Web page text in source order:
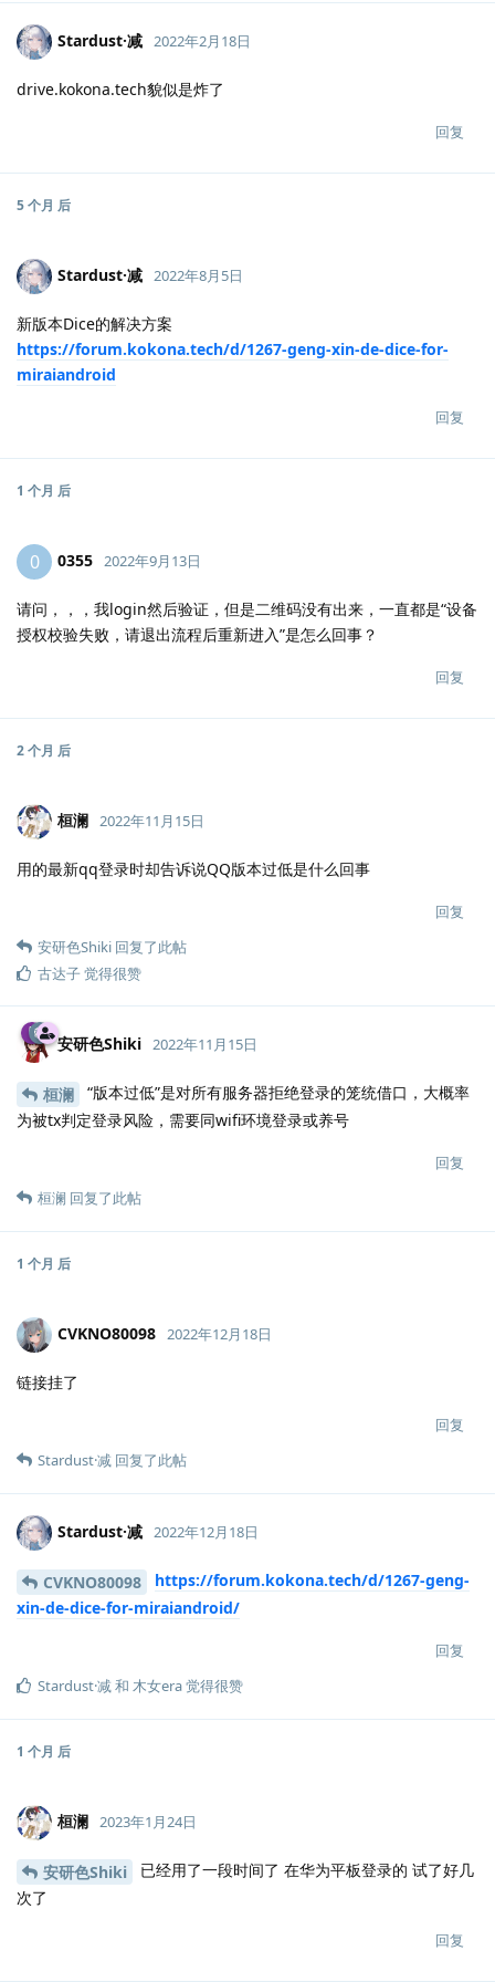
Stardust·减 2022年2月18日
drive.kokona.tech貌似是炸了
回复
5 个月 后
Stardust·减 2022年8月5日
新版本Dice的解决方案
https://forum.kokona.tech/d/1267-geng-xin-de-dice-for-
miraiandroid
回复
1 个月 后
0 0355 2022年9月13日
请问，，，我login然后验证，但是二维码没有出来，一直都是“设备
授权校验失败，请退出流程后重新进入”是怎么回事？
回复
2 个月 后
桓澜 2022年11月15日
用的最新qq登录时却告诉说QQ版本过低是什么回事
回复
安研色Shiki 回复了此帖
古达子觉得很赞
安研色Shiki 2022年11月15日
桓澜
“版本过低”是对所有服务器拒绝登录的笼统借口，大概率
为被tx判定登录风险，需要同wifi环境登录或养号
回复
桓澜 回复了此帖
1 个月 后
CVKNO80098 2022年12月18日
链接挂了
回复
Stardust·减 回复了此帖
Stardust·减 2022年12月18日
CVKNO80098
https://forum.kokona.tech/d/1267-geng-
xin-de-dice-for-miraiandroid/
回复
Stardust·减和 木女era觉得很赞
1 个月 后
桓澜 2023年1月24日
安研色Shiki
已经用了一段时间了 在华为平板登录的 试了好几
次了
回复